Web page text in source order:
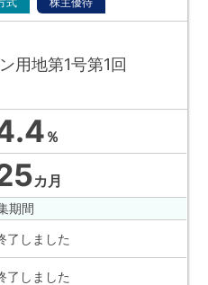
用地第1号第1回
％
カ月
期間
了しました
了しました